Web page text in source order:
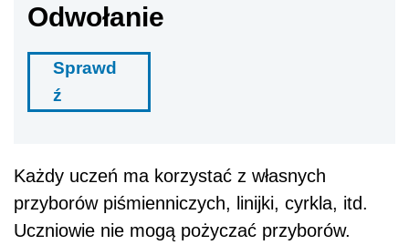
Odwołanie
Sprawd
ź
Każdy uczeń ma korzystać z własnych
przyborów piśmienniczych, linijki, cyrkla, itd.
Uczniowie nie mogą pożyczać przyborów.